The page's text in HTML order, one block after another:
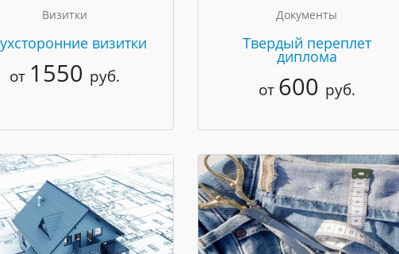
Визитки
визитки
от 1550 руб.
Документы
Твердый переплет
диплома
от 600 руб.